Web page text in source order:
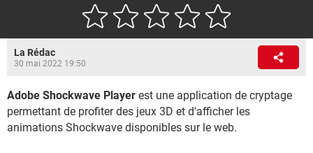
La Rédac
30 mai 2022 19:50
Adobe Shockwave Player est une application de cryptage
permettant de profiter des jeux 3D et d'afficher les
animations Shockwave disponibles sur le web.